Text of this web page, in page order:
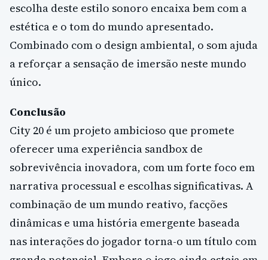
escolha deste estilo sonoro encaixa bem com a
estética e o tom do mundo apresentado.
Combinado com o design ambiental, o som ajuda
a reforçar a sensação de imersão neste mundo
único.
Conclusão
City 20 é um projeto ambicioso que promete
oferecer uma experiência sandbox de
sobrevivência inovadora, com um forte foco em
narrativa processual e escolhas significativas. A
combinação de um mundo reativo, facções
dinâmicas e uma história emergente baseada
nas interações do jogador torna-o um título com